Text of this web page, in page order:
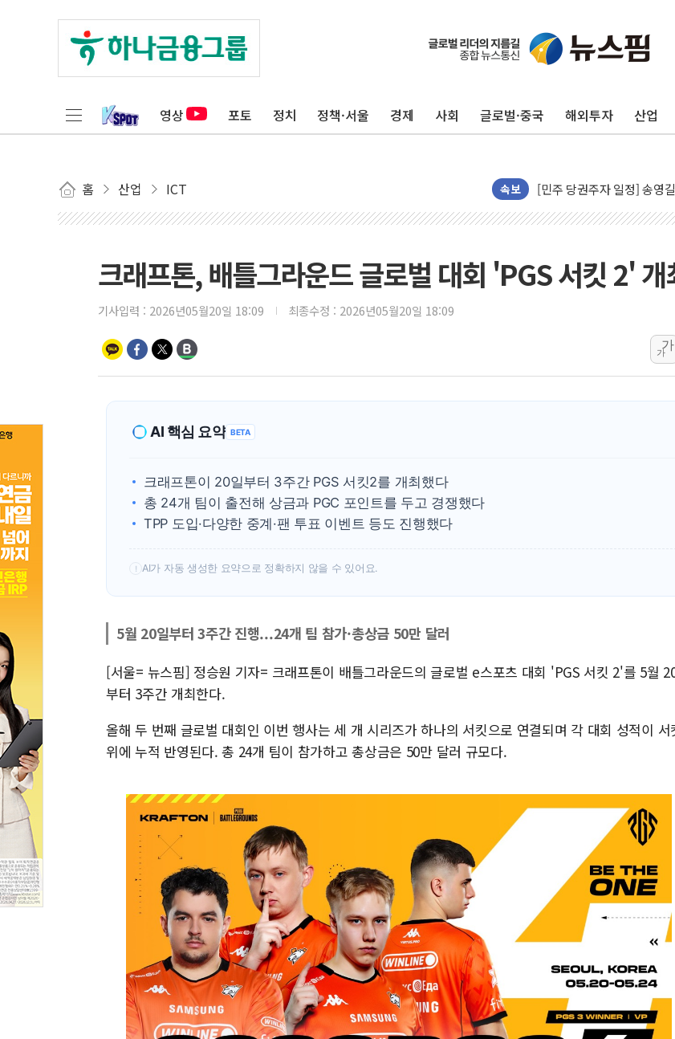
영상 포토 정치 정책·서울 경제 사회 글로벌·중국 해외투자 산업
홈 산업 ICT 속보
뉴욕증시, 유가·금리 부담
이란, 오만과 호르무즈 해
李대통령, 오늘 부동산 정
[오늘의 정치일정] 8월 7일(
이란, 美·이스라엘 선박 호
유럽증시, 견조한 실적 소
구광모, 내주 실리콘밸리
뉴욕증시 개장 전 특징주
김정관 장관 "영업이익 N%
뉴욕증시 프리뷰, 미 주가
러, 1인칭시점 드론으로
[베트남 증시] 지수 하락
'월가의 황제' 다이먼 "금
양주 섬유염색공장서 화
크래프톤, 배틀그라운드 글로벌 대회 'PGS 서킷 2' 개
기사입력 : 2026년05월20일 18:09 최종수정 : 2026년05월20일 18:09
가
가
AI 핵심 요약 BETA
크래프톤이 20일부터 3주간 PGS 서킷2를 개최했다
총 24개 팀이 출전해 상금과 PGC 포인트를 두고 경쟁했다
TPP 도입·다양한 중계·팬 투표 이벤트 등도 진행했다
! AI가 자동 생성한 요약으로 정확하지 않을 수 있어요.
5월 20일부터 3주간 진행...24개 팀 참가·총상금 50만 달러
[서울= 뉴스핌] 정승원 기자= 크래프톤이 배틀그라운드의 글로벌 e스포츠 대회 'PGS 서킷 2'를 5월
부터 3주간 개최한다.
올해 두 번째 글로벌 대회인 이번 행사는 세 개 시리즈가 하나의 서킷으로 연결되며 각 대회 성적이 서
위에 누적 반영된다. 총 24개 팀이 참가하고 총상금은 50만 달러 규모다.